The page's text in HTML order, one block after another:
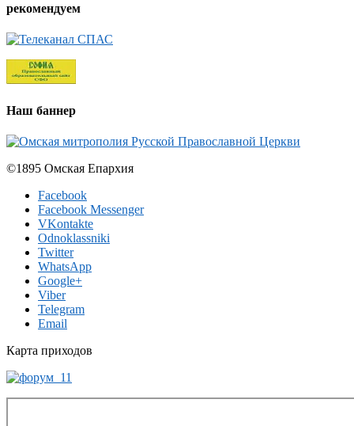
рекомендуем
Наш баннер
©1895 Омская Епархия
Facebook
Facebook Messenger
VKontakte
Odnoklassniki
Twitter
WhatsApp
Google+
Viber
Telegram
Email
Карта приходов